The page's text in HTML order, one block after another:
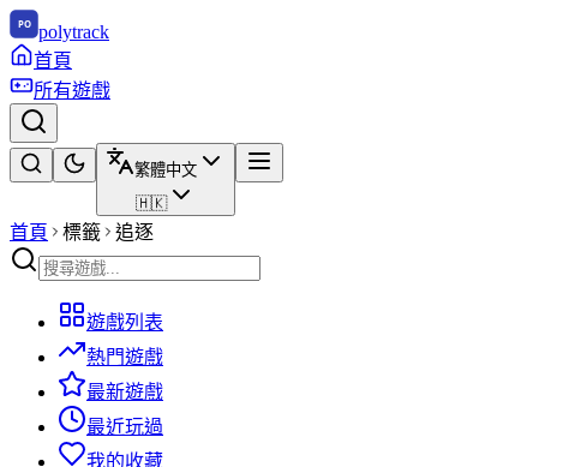
polytrack
首頁
所有遊戲
繁體中文
🇭🇰
首頁 標籤 追逐
遊戲列表
熱門遊戲
最新遊戲
最近玩過
我的收藏